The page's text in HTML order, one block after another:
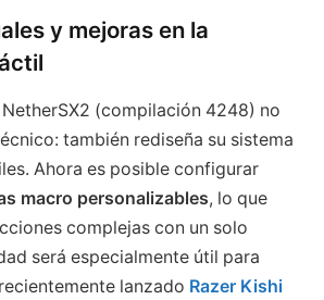
y mejoras en la
(compilación 4248) no
también rediseña su sistema
Ahora es posible configurar
macro personalizables, lo que
complejas con un solo
será especialmente útil para
lanzado Razer Kishi